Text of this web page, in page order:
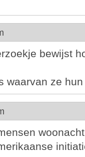
bewijst
waarvan ze